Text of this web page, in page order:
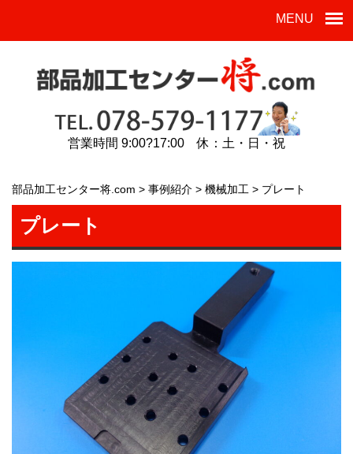
MENU
営業時間 9:00?17:00 休：土・日・祝
部品加工センター将.com > 事例紹介 > 機械加工 > プレート
プレート